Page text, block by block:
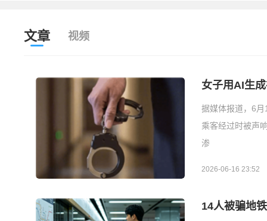
文章 视频
女子用AI生
据媒体报道，6
乘客经过时被声
渗
2026-06-16 23:52
14人被骗地